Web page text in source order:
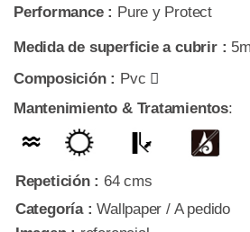
Performance : Pure y Protect
Medida de superficie a cubrir :
Composición : Pvc
Mantenimiento & Tratamientos:
Repetición : 64 cms
Categoría :Wallpaper / A pedido